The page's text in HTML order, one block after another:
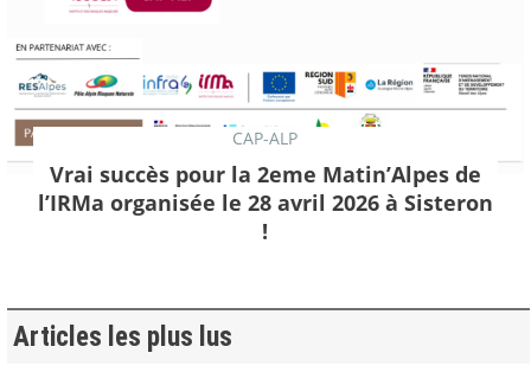
CAP-ALP
Vrai succès pour la 2eme Matin’Alpes de
l’IRMa organisée le 28 avril 2026 à Sisteron
!
Articles les plus lus